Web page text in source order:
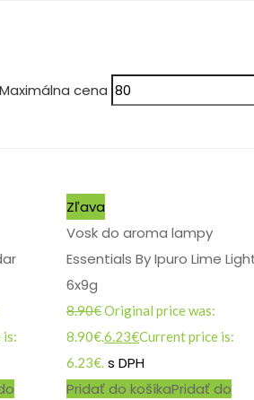
Maximálna cena
is:
Zľava
Vosk do aroma lampy
Essentials By Ipuro Lime
6x9g
8.90€Original price was:
8.90€.6.23€Current price is:
6.23€. s DPH
Pridať do košíkaPridať do